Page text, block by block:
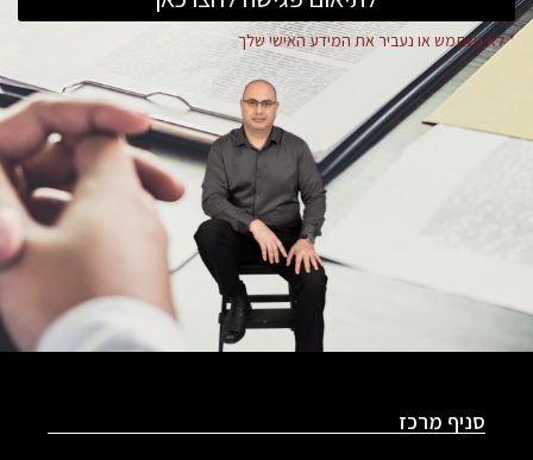
* לא נשתמש או נעביר את המידע האישי שלך
סניף מרכז